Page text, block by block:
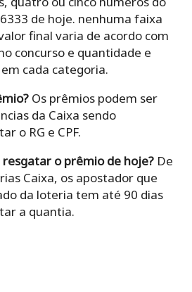
de hoje. nenhuma faixa
final varia de acordo com
concurso e quantidade e
cada categoria.
Os prêmios podem ser
da Caixa sendo
o RG e CPF.
o prêmio de hoje? De
Caixa, os apostador que
da loteria tem até 90 dias
a quantia.